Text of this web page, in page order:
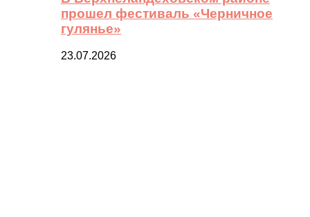
прошел фестиваль «Черничное
гулянье»
23.07.2026